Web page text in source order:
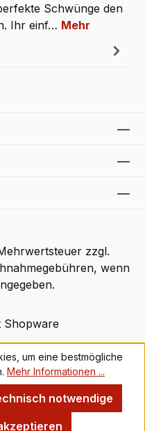
Schwünge den
Ihr einf… Mehr
zzgl.
wenn
Shopware
um eine bestmögliche
Mehr Informationen ...
notwendige